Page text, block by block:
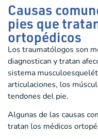
Causas
pies que
ortopédicos
Los traumatólogos son
diagnostican y tratan
sistema
articulaciones, los
tendones del pie.
Algunas de las causas
tratan los médicos